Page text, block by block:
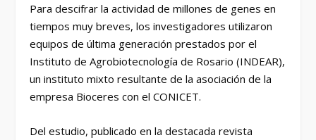
Para descifrar la actividad de millones de genes en
tiempos muy breves, los investigadores utilizaron
equipos de última generación prestados por el
Instituto de Agrobiotecnología de Rosario (INDEAR),
un instituto mixto resultante de la asociación de la
empresa Bioceres con el CONICET.
Del estudio, publicado en la destacada revista